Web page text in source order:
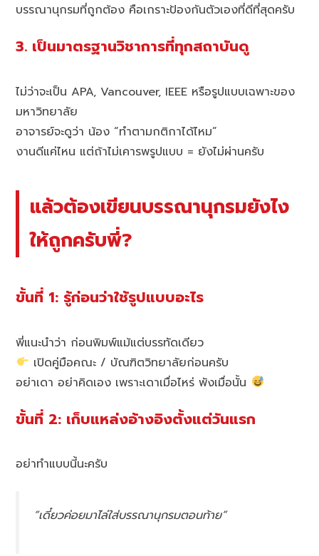
บรรณานุกรมที่ถูกต้อง คือเกราะป้องกันตัวเองที่ดีที่สุดครับ
3. เป็นมาตรฐานวิชาการที่ทุกสถาบันดู
ไม่ว่าจะเป็น APA, Vancouver, IEEE หรือรูปแบบเฉพาะของ
มหาวิทยาลัย
อาจารย์จะดูว่า น้อง “ทำตามกติกาได้ไหม”
งานดีแค่ไหน แต่ถ้าไม่เคารพรูปแบบ = ยังไม่ผ่านครับ
แล้วต้องเขียนบรรณานุกรมยังไง
ให้ถูกครับพี่?
ขั้นที่ 1: รู้ก่อนว่าใช้รูปแบบอะไร
พี่แนะนำว่า ก่อนพิมพ์แม้แต่บรรทัดเดียว
เปิดคู่มือคณะ / บัณฑิตวิทยาลัยก่อนครับ
อย่าเดา อย่าคิดเอง เพราะเดาเมื่อไหร่ พังเมื่อนั้น
ขั้นที่ 2: เก็บแหล่งอ้างอิงตั้งแต่วันแรก
อย่าทำแบบนี้นะครับ
“เดี๋ยวค่อยมาไล่ใส่บรรณานุกรมตอนท้าย”